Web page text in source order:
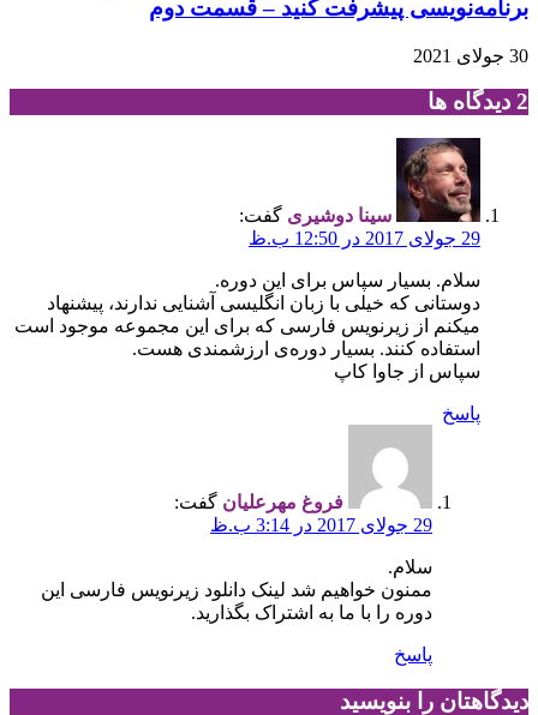
برنامه‌نویسی پیشرفت کنید – قسمت دوم
30 جولای 2021
‫2 دیدگاه ها
سینا دوشیری گفت:
29 جولای 2017 در 12:50 ب.ظ
سلام. بسیار سپاس برای این دوره.
دوستانی که خیلی با زبان انگلیسی آشنایی ندارند، پیشنهاد
میکنم از زیرنویس فارسی که برای این مجموعه موجود است
استفاده کنند. بسیار دوره‌ی ارزشمندی هست.
سپاس از جاوا کاپ
پاسخ
فروغ مهرعلیان گفت:
29 جولای 2017 در 3:14 ب.ظ
سلام.
ممنون خواهیم شد لینک دانلود زیرنویس فارسی این
دوره را با ما به اشتراک بگذارید.
پاسخ
دیدگاهتان را بنویسید